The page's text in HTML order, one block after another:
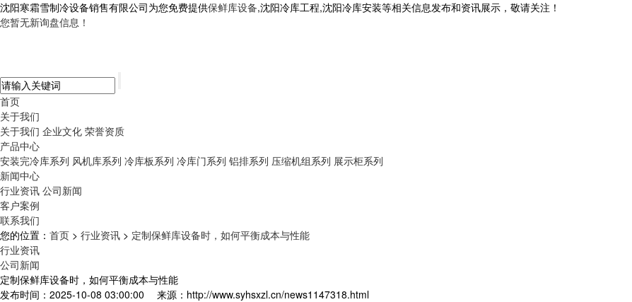
沈阳寒霜雪制冷设备销售有限公司为您免费提供保鲜库设备,沈阳冷库工程,沈阳冷库安装等相关信息发布和资讯展示，敬请关注！
您暂无新询盘信息！
首页
关于我们
关于我们 企业文化 荣誉资质
产品中心
安装完冷库系列 风机库系列 冷库板系列 冷库门系列 铝排系列 压缩机组系列 展示柜系列
新闻中心
行业资讯 公司新闻
客户案例
联系我们
您的位置： 首页 > 行业资讯 > 定制保鲜库设备时，如何平衡成本与性能
行业资讯
公司新闻
定制保鲜库设备时，如何平衡成本与性能
发布时间：2025-10-08 03:00:00
来源：http://www.syhsxzl.cn/news1147318.html